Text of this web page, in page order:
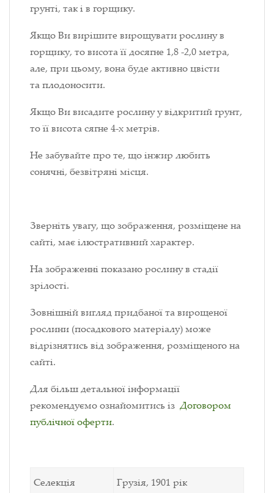
грунті, так і в горщику.
Якщо Ви вирішите вирощувати рослину в
горщику, то висота її досягне 1,8 -2,0 метра,
але, при цьому, вона буде активно цвісти
та плодоносити.
Якщо Ви висадите рослину у відкритий грунт,
то її висота сягне 4-х метрів.
Не забувайте про те, що інжир любить
сонячні, безвітряні місця.
Зверніть увагу, що зображення, розміщене на
сайті, має ілюстративний характер.
На зображенні показано рослину в стадії
зрілості.
Зовнішній вигляд придбаної та вирощеної
рослини (посадкового матеріалу) може
відрізнятись від зображення, розміщеного на
сайті.
Для більш детальної інформації
рекомендуємо ознайомитись із Договором
публічної оферти.
Селекція Грузія, 1901 рік